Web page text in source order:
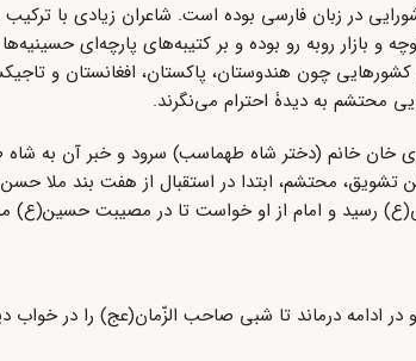
در زبان فارسی بوده است. شاعران زیادی با ترکیب
و بازار روبه رو بوده و بر کتیبه‌های پارچه‌ای
کشورهایی چون هندوستان، پاکستان، افغانستان و
محتشم به دیدۀ احترام می‌نگرند.
خان خانم (دختر شاه طهماسب) سرود و خبر آن به
محتشم، ابتدا در استقبال از هفت بند ملا
و امام از او خواست تا در مصیبت حسین(ع)
ادامه درماند تا شبی صاحب الزّمان(عج) را در خواب